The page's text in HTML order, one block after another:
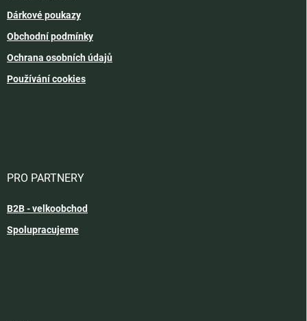
Dárkové poukazy
Obchodní podmínky
Ochrana osobních údajů
Používání cookies
PRO PARTNERY
B2B - velkoobchod
Spolupracujeme